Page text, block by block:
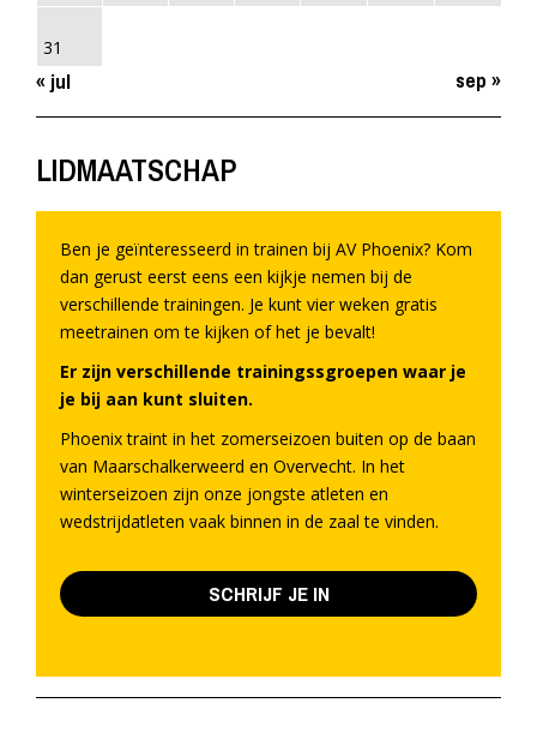
31
« jul sep »
LIDMAATSCHAP
Ben je geïnteresseerd in trainen bij AV Phoenix? Kom
dan gerust eerst eens een kijkje nemen bij de
verschillende trainingen. Je kunt vier weken gratis
meetrainen om te kijken of het je bevalt!
Er zijn verschillende trainingssgroepen waar je
je bij aan kunt sluiten.
Phoenix traint in het zomerseizoen buiten op de baan
van Maarschalkerweerd en Overvecht. In het
winterseizoen zijn onze jongste atleten en
wedstrijdatleten vaak binnen in de zaal te vinden.
SCHRIJF JE IN